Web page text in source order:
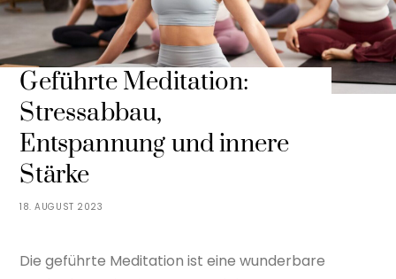
18. AUGUST 2023
Geführte Meditation:
Stressabbau,
Entspannung und innere
Stärke
Die geführte Meditation ist eine wunderbare